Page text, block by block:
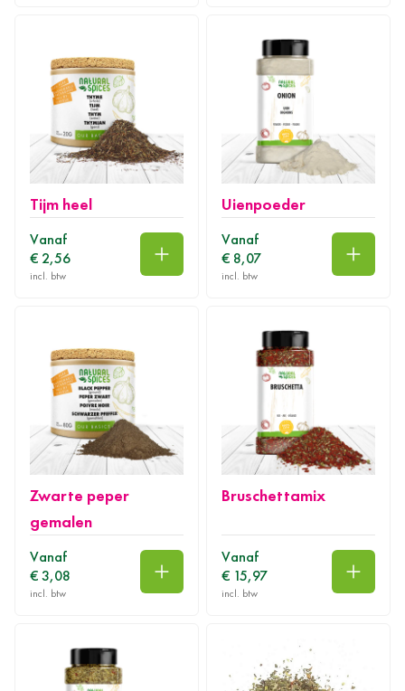
Tijm heel
Vanaf
€ 2,56
In winkelwagen
Uienpoeder
Vanaf
€ 8,07
In
Zwarte peper
gemalen
Vanaf
€ 3,08
In winkelwagen
Bruschettamix
Vanaf
€ 15,97
In